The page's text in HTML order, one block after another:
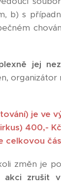
b) s
jej
organizátor
je
změn je
akci zrušit